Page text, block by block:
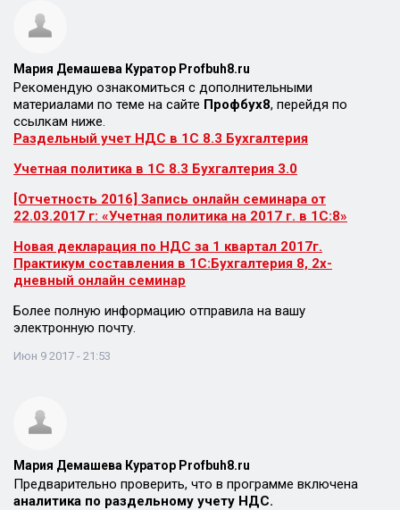
Мария Демашева Куратор Profbuh8.ru
Рекомендую ознакомиться с дополнительными
материалами по теме на сайте Профбух8, перейдя по
ссылкам ниже.
Раздельный учет НДС в 1С 8.3 Бухгалтерия
Учетная политика в 1С 8.3 Бухгалтерия 3.0
[Отчетность 2016] Запись онлайн семинара от
22.03.2017 г: «Учетная политика на 2017 г. в 1С:8»
Новая декларация по НДС за 1 квартал 2017г.
Практикум составления в 1С:Бухгалтерия 8, 2х-
дневный онлайн семинар
Более полную информацию отправила на вашу
электронную почту.
Июн 9 2017 - 21:53
Мария Демашева Куратор Profbuh8.ru
Предварительно проверить, что в программе включена
аналитика по раздельному учету НДС.